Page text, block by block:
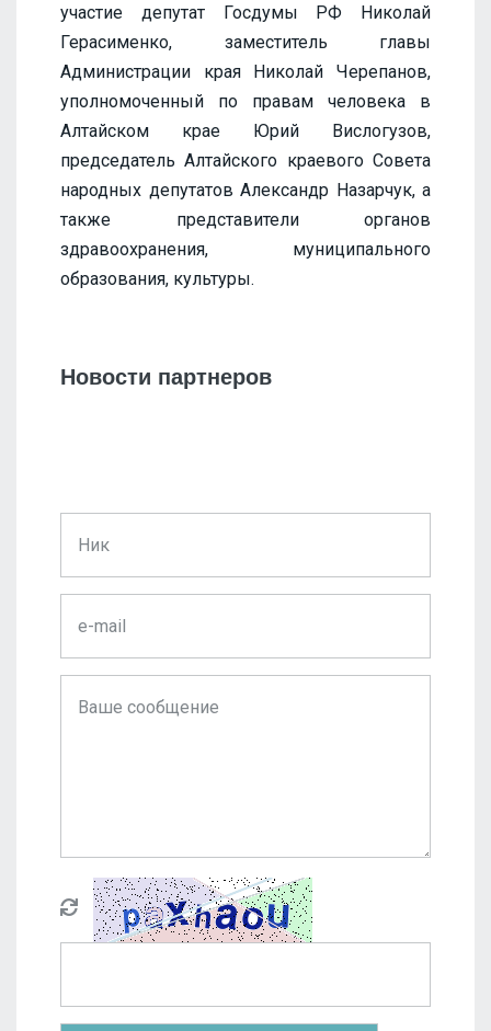
участие депутат Госдумы РФ Николай
Герасименко, заместитель главы
Администрации края Николай Черепанов,
уполномоченный по правам человека в
Алтайском крае Юрий Вислогузов,
председатель Алтайского краевого Совета
народных депутатов Александр Назарчук, а
также представители органов
здравоохранения, муниципального
образования, культуры.
Новости партнеров